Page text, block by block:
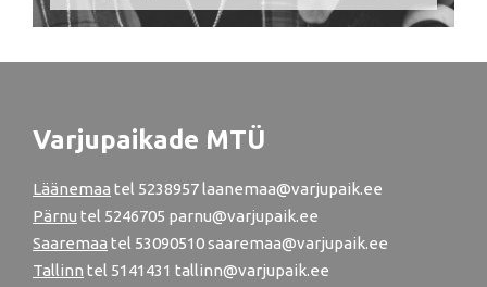
Varjupaikade MTÜ
Läänemaa tel 5238957 laanemaa@varjupaik.ee
Pärnu tel 5246705 parnu@varjupaik.ee
Saaremaa tel 53090510 saaremaa@varjupaik.ee
Tallinn tel 5141431 tallinn@varjupaik.ee